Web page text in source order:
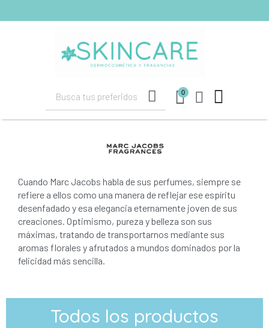
0
Cuando Marc Jacobs habla de sus perfumes, siempre se
refiere a ellos como una manera de reflejar ese espíritu
desenfadado y esa elegancia eternamente joven de sus
creaciones. Optimismo, pureza y belleza son sus
máximas, tratando de transportarnos mediante sus
aromas florales y afrutados a mundos dominados por la
felicidad más sencilla.
Todos los productos